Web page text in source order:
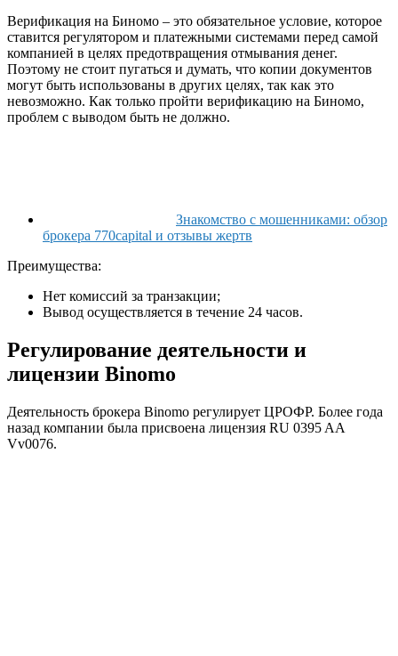
Верификация на Биномо – это обязательное условие, которое
ставится регулятором и платежными системами перед самой
компанией в целях предотвращения отмывания денег.
Поэтому не стоит пугаться и думать, что копии документов
могут быть использованы в других целях, так как это
невозможно. Как только пройти верификацию на Биномо,
проблем с выводом быть не должно.
Знакомство с мошенниками: обзор
брокера 770capital и отзывы жертв
Преимущества:
Нет комиссий за транзакции;
Вывод осуществляется в течение 24 часов.
Регулирование деятельности и
лицензии Binomo
Деятельность брокера Binomo регулирует ЦРОФР. Более года
назад компании была присвоена лицензия RU 0395 AA
Vv0076.